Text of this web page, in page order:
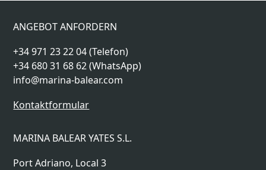
ANGEBOT ANFORDERN
+34 971 23 22 04 (Telefon)
+34 680 31 68 62 (WhatsApp)
info@marina-balear.com
Kontaktformular
MARINA BALEAR YATES S.L.
Port Adriano, Local 3